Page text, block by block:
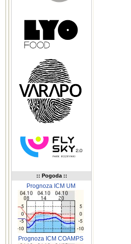
:: Pogoda ::
Prognoza ICM UM
Prognoza ICM COAMPS